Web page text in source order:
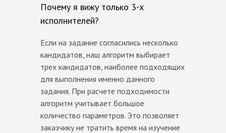
Почему я вижу только 3-х
исполнителей?
Если на задание согласились несколько
кандидатов, наш алгоритм выбирает
трех кандидатов, наиболее подходящих
для выполнения именно данного
задания. При расчете подходимости
алгоритм учитывает большое
количество параметров. Это позволяет
заказчику не тратить время на изучение